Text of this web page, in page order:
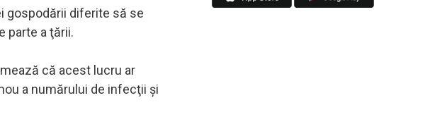
gospodării diferite să se
parte a ţării.
că acest lucru ar
a numărului de infecţii şi